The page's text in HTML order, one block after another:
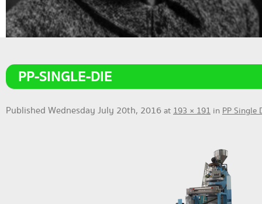
PP-SINGLE-DIE
Published Wednesday July 20th, 2016at193 × 191 inPP Single